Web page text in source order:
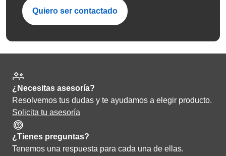
Quiero ser contactado
¿Necesitas asesoría?
Resolvemos tus dudas y te ayudamos a elegir producto.
Solicita tu asesoría
¿Tienes preguntas?
Tenemos una respuesta para cada una de ellas.